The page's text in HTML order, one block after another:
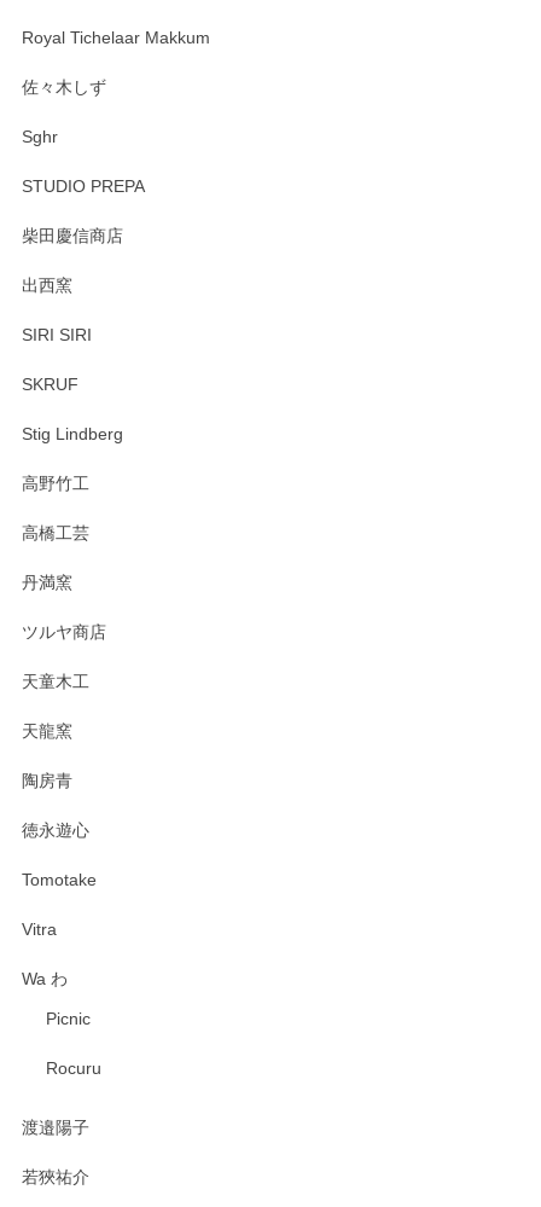
Royal Tichelaar Makkum
佐々木しず
Sghr
STUDIO PREPA
柴田慶信商店
出西窯
SIRI SIRI
SKRUF
Stig Lindberg
高野竹工
高橋工芸
丹満窯
ツルヤ商店
天童木工
天龍窯
陶房青
徳永遊心
Tomotake
Vitra
Wa わ
Picnic
Rocuru
渡邉陽子
若狹祐介